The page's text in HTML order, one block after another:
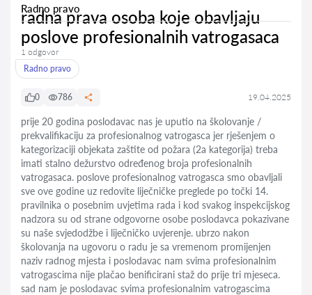
Radno pravo
radna prava osoba koje obavljaju
poslove profesionalnih vatrogasaca
1 odgovor
Radno pravo
0 786 19.04.2025
prije 20 godina poslodavac nas je uputio na školovanje /
prekvalifikaciju za profesionalnog vatrogasca jer rješenjem o
kategorizaciji objekata zaštite od požara (2a kategorija) treba
imati stalno dežurstvo određenog broja profesionalnih
vatrogasaca. poslove profesionalnog vatrogasca smo obavljali
sve ove godine uz redovite liječničke preglede po točki 14.
pravilnika o posebnim uvjetima rada i kod svakog inspekcijskog
nadzora su od strane odgovorne osobe poslodavca pokazivane
su naše svjedodžbe i liječničko uvjerenje. ubrzo nakon
školovanja na ugovoru o radu je sa vremenom promijenjen
naziv radnog mjesta i poslodavac nam svima profesionalnim
vatrogascima nije plačao benificirani staž do prije tri mjeseca.
sad nam je poslodavac svima profesionalnim vatrogascima